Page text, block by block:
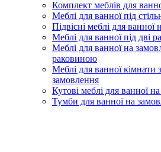
Комплект меблів для
Меблі для ванної під
Підвісні меблі для ванної
Меблі для ванної під дві
Меблі для ванної на
раковиною
Меблі для ванної кімнати
замовлення
Кутові меблі для ванної
Тумби для ванної на